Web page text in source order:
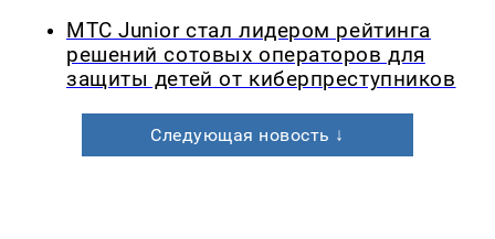
МТС Junior стал лидером рейтинга
решений сотовых операторов для
защиты детей от киберпреступников
Следующая новость ↓